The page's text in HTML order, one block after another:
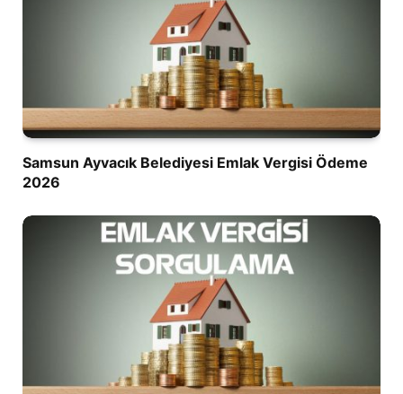
Samsun Ayvacık Belediyesi Emlak Vergisi Ödeme
2026